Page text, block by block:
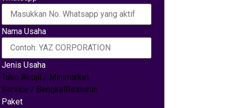
Nama Usaha
Jenis Usaha
Toko Retail / Minimarket
Service / BengkelRestoran
Paket